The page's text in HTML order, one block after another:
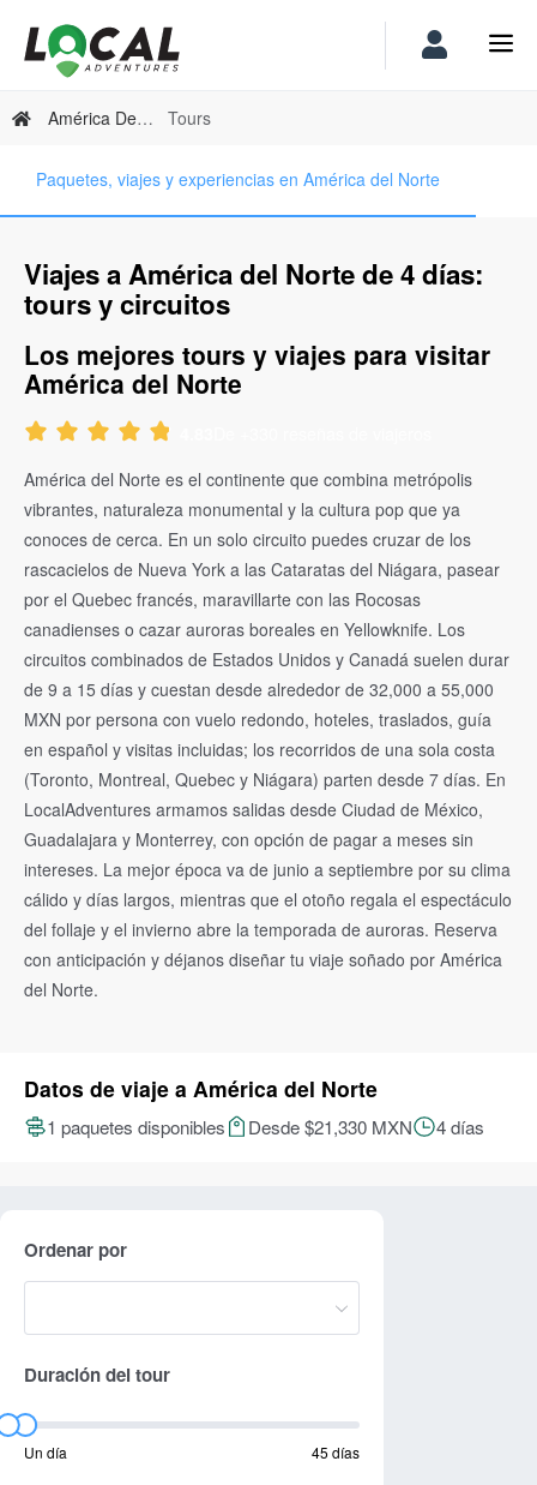
América Del Norte Tours
Paquetes, viajes y experiencias en América del Norte
Viajes a América del Norte de 4 días:
tours y circuitos
Los mejores tours y viajes para visitar
América del Norte
América del Norte es el continente que combina metrópolis
vibrantes, naturaleza monumental y la cultura pop que ya
conoces de cerca. En un solo circuito puedes cruzar de los
rascacielos de Nueva York a las Cataratas del Niágara, pasear
por el Quebec francés, maravillarte con las Rocosas
canadienses o cazar auroras boreales en Yellowknife. Los
circuitos combinados de Estados Unidos y Canadá suelen durar
de 9 a 15 días y cuestan desde alrededor de 32,000 a 55,000
MXN por persona con vuelo redondo, hoteles, traslados, guía
en español y visitas incluidas; los recorridos de una sola costa
(Toronto, Montreal, Quebec y Niágara) parten desde 7 días. En
LocalAdventures armamos salidas desde Ciudad de México,
Guadalajara y Monterrey, con opción de pagar a meses sin
intereses. La mejor época va de junio a septiembre por su clima
cálido y días largos, mientras que el otoño regala el espectáculo
del follaje y el invierno abre la temporada de auroras. Reserva
con anticipación y déjanos diseñar tu viaje soñado por América
del Norte.
Datos de viaje a América del Norte
1 paquetes disponibles Desde $21,330 MXN 4 días
Ordenar por
Duración del tour
Un día 45 días